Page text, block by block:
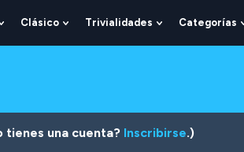
Show
Submenu
Clásico
Show
Submenu
Trivialidades
Show
Submenu
Categorías
tienes una cuenta? Inscribirse.)